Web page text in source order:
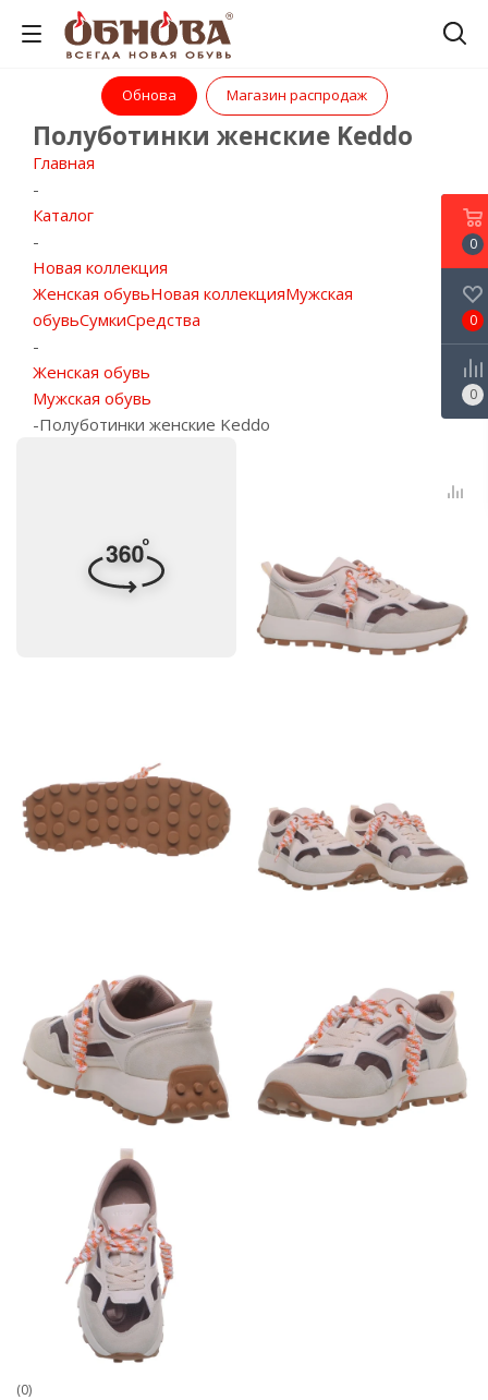
Обнова Магазин распродаж
Полуботинки женские Keddo
Главная
-
Каталог
-
Новая коллекция
Женская обувьНовая коллекцияМужская
обувьСумкиСредства
-
Женская обувь
Мужская обувь
-Полуботинки женские Keddo
(0)
0
0
0